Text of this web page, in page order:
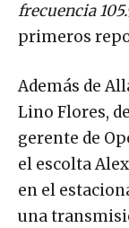
frecuencia
primeros
Además de
Lino Flores,
gerente de
el escolta
en el
una